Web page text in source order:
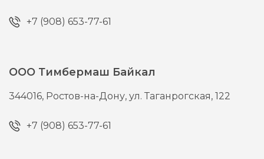
+7 (908) 653-77-61
ООО Тимбермаш Байкал
344016, Ростов-на-Дону,ул. Таганрогская, 122
+7 (908) 653-77-61